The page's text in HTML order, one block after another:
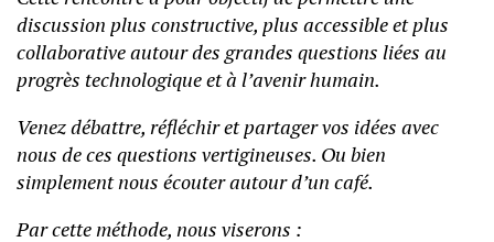
discussion plus constructive, plus accessible et plus
collaborative autour des grandes questions liées au
progrès technologique et à l’avenir humain.
Venez débattre, réfléchir et partager vos idées avec
nous de ces questions vertigineuses. Ou bien
simplement nous écouter autour d’un café.
Par cette méthode, nous viserons :